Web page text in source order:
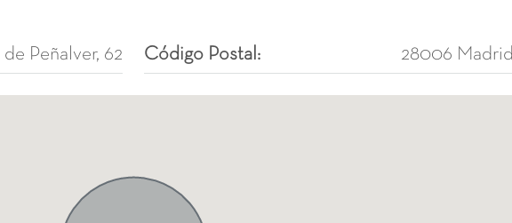
Peñalver, 62 Código Postal: 28006